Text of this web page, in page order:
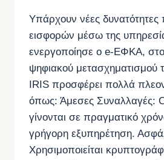
Υπάρχουν νέες
εισφορών μέσω της
ενεργοποίησε ο e-ΕΦΚΑ, στο
ψηφιακού μετασχηματισμού
IRIS προσφέρει πολλά
όπως: Άμεσες Συναλλαγές:
γίνονται σε πραγματικό
γρήγορη εξυπηρέτηση.
Χρησιμοποιείται